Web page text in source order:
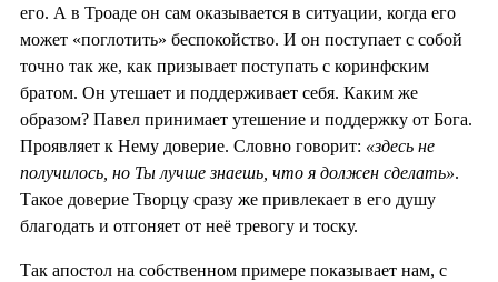
его. А в Троаде он сам оказывается в ситуации, когда его
может «поглотить» беспокойство. И он поступает с собой
точно так же, как призывает поступать с коринфским
братом. Он утешает и поддерживает себя. Каким же
образом? Павел принимает утешение и поддержку от Бога.
Проявляет к Нему доверие. Словно говорит: «здесь не
получилось, но Ты лучше знаешь, что я должен сделать».
Такое доверие Творцу сразу же привлекает в его душу
благодать и отгоняет от неё тревогу и тоску.
Так апостол на собственном примере показывает нам, с